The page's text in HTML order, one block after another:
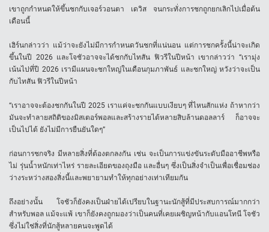
เขาถูกกำหนดให้ขึ้นชกกับเจอร์วอนตา เดวิส จนกระทั่งการชกถูกยกเลิกไปเมื่อต้น
เดือนนี้
เฮิร์นกล่าวว่า แม้ว่าจะยังไม่มีการกำหนดวันชกที่แน่นอน แต่การชกครั้งนี้น่าจะเกิด
ขึ้นในปี 2026 และโจชัวอาจจะได้ชกกับไทสัน ฟิวรีในปีหน้า เขากล่าวว่า “เรามุ่ง
เน้นไปที่ปี 2026 เรามีแผนจะชกใหญ่ในเดือนกุมภาพันธ์ และชกใหญ่ หวังว่าจะเป็น
กับไทสัน ฟิวรีในปีหน้า
“เราอาจจะต้องชกกันในปี 2025 เราแค่จะชกกันแบบเงียบๆ ที่ไหนสักแห่ง ถ้าหากว่า
มันจะทำลายสถิติของมิสเตอร์พอลและสร้างรายได้หลายสิบล้านดอลลาร์ ก็อาจจะ
เป็นไปได้ ยังไม่มีการยืนยันใดๆ”
ก่อนการชกจริง มีหลายสิ่งที่ต้องตกลงกัน เช่น จะเป็นการแข่งขันระดับมืออาชีพหรือ
ไม่ รุ่นน้ำหนักเท่าไหร่ รายละเอียดของถุงมือ และอื่นๆ ซึ่งเป็นสิ่งจำเป็นเพื่อเชื่อมช่อง
ว่างระหว่างสองสิ่งนี้และพยายามทำให้ทุกอย่างเท่าเทียมกัน
ถึงอย่างนั้น โจชัวก็ยังคงเป็นฝ่ายได้เปรียบในฐานะนักสู้ที่มีประสบการณ์มากกว่า
สำหรับพอล แม้จะแพ้ เขาก็ยังคงถูกมองว่าเป็นคนที่เคยเผชิญหน้ากับแอนโทนี โจชัว
ซึ่งไม่ใช่สิ่งที่นักสู้หลายคนจะพูดได้